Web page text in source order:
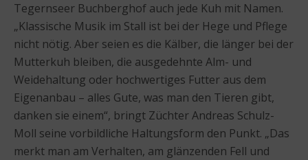
Tegernseer Buchberghof auch jede Kuh mit Namen.
„Klassische Musik im Stall ist bei der Hege und Pflege
nicht nötig. Aber seien es die Kälber, die länger bei der
Mutterkuh bleiben, die ausgedehnte Alm- und
Weidehaltung oder hochwertiges Futter aus dem
Eigenanbau – alles Gute, was man den Tieren gibt,
danken sie einem“, bringt Züchter Andreas Schulz-
Moll seine vorbildliche Haltungsform den Punkt. „Das
merkt man am Verhalten, am glänzenden Fell und